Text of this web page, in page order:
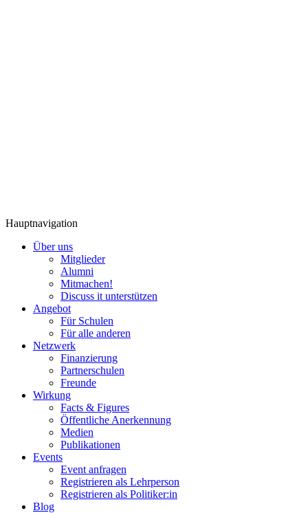
Hauptnavigation
Über uns
Mitglieder
Alumni
Mitmachen!
Discuss it unterstützen
Angebot
Für Schulen
Für alle anderen
Netzwerk
Finanzierung
Partnerschulen
Freunde
Wirkung
Facts & Figures
Öffentliche Anerkennung
Medien
Publikationen
Events
Event anfragen
Registrieren als Lehrperson
Registrieren als Politiker:in
Blog